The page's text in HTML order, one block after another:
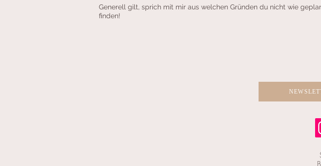
Generell gilt, sprich mit mir aus welchen Gründen du nicht wie
finden!